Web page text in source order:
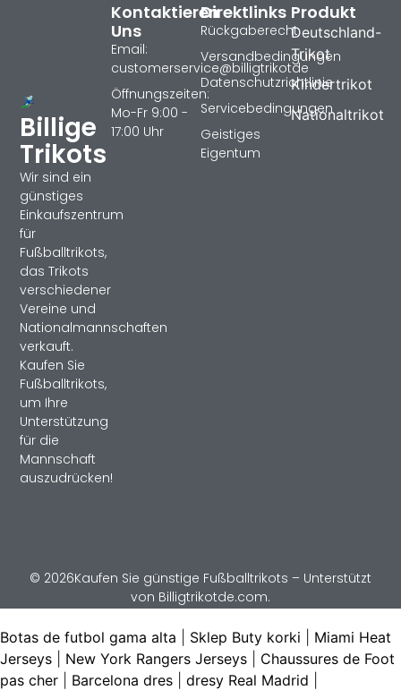
Billige
Trikots
Wir sind ein
günstiges
Einkaufszentrum
für
Fußballtrikots,
das Trikots
verschiedener
Vereine und
Nationalmannschaften
verkauft.
Kaufen Sie
Fußballtrikots,
um Ihre
Unterstützung
für die
Mannschaft
auszudrücken!
Produkt
Deutschland-
Trikot
Kindertrikot
Nationaltrikot
Direktlinks
Rückgaberecht
Versandbedingungen
Datenschutzrichtlinie
Servicebedingungen
Geistiges
Eigentum
Kontaktieren
Uns
Email:
customerservice@billigtrikotde
Öffnungszeiten:
Mo-Fr 9:00 -
17:00 Uhr
© 2026Kaufen Sie günstige Fußballtrikots – Unterstützt
von Billigtrikotde.com.
Botas de futbol gama alta Sklep Buty korki
Miami Heat
Jerseys
New York Rangers Jerseys
Chaussures de Foot
pas cher
Barcelona dres dresy Real Madrid